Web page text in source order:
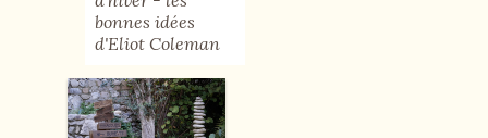
bonnes idées
d'Eliot Coleman